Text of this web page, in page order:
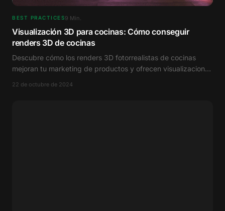
BEST PRACTICES9 Min.
Visualización 3D para cocinas: Cómo conseguir
renders 3D de cocinas
Descubre cómo los renders 3D fotorrealistas de cocinas
mejoran tu marketing de productos y ofrecen visualizaciones
22 de octubre de 2024